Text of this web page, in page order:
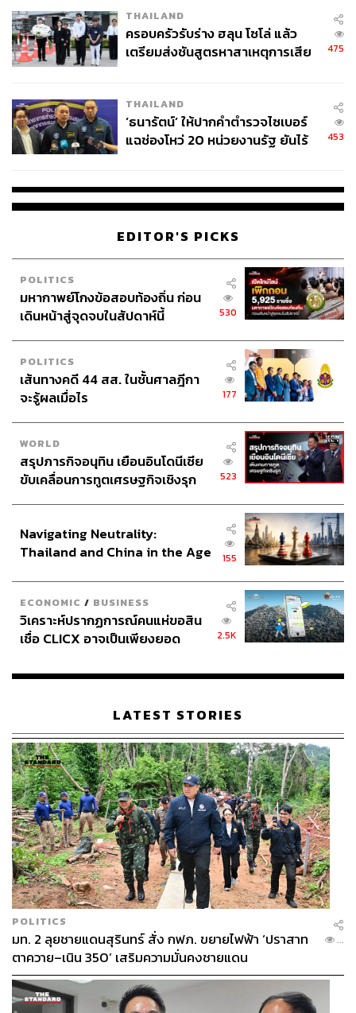
จ่ายหนี้-แอบระบุแบรนด์
THAILAND
ครอบครัวรับร่าง ฮลุน โซโล่ แล้ว
เตรียมส่งชันสูตรหาสาเหตุการเสีย
475
THAILAND
‘ธนารัตน์’ ให้ปากคำตำรวจไซเบอร์
แฉช่องโหว่ 20 หน่วยงานรัฐ ยันไร้
453
EDITOR'S PICKS
POLITICS
มหากาพย์โกงข้อสอบท้องถิ่น ก่อน
เดินหน้าสู่จุดจบในสัปดาห์นี้
530
POLITICS
เส้นทางคดี 44 สส. ในชั้นศาลฎีกา
จะรู้ผลเมื่อไร
177
WORLD
สรุปภารกิจอนุทิน เยือนอินโดนีเซีย
ขับเคลื่อนการทูตเศรษฐกิจเชิงรุก
523
Navigating Neutrality:
Thailand and China in the Age
155
ECONOMIC / BUSINESS
วิเคราะห์ปรากฏการณ์คนแห่ขอสิน
เชื่อ CLICX อาจเป็นเพียงยอด
เรือนไทยที่ถูกซุกไว้
2.5K
LATEST STORIES
POLITICS
มท. 2 ลุยชายแดนสุรินทร์ สั่ง กฟภ. ขยายไฟฟ้า ‘ปราสาท
ตาควาย–เนิน 350’ เสริมความมั่นคงชายแดน
...